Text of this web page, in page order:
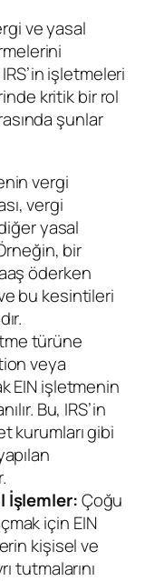
ve yasal
işletmeleri
kritik bir rol
şunlar
vergi
vergi
yasal
bir
öderken
bu kesintileri
türüne
veya
EIN işletmenin
Bu, IRS’in
kurumları gibi
İşlemler:Çoğu
için EIN
kişisel ve
tutmalarını